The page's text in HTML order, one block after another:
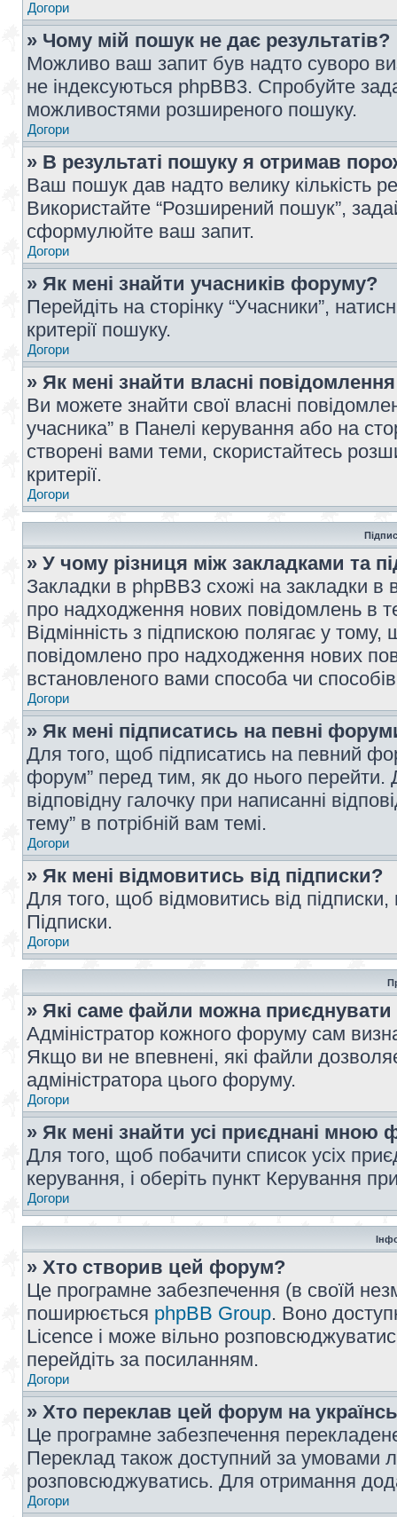
Догори
» Чому мій пошук не дає результатів?
Можливо ваш запит був надто суворо
не індексуються phpBB3. Спробуйте
можливостями розширеного пошуку.
Догори
» В результаті пошуку я отримав
Ваш пошук дав надто велику кількість
Використайте “Розширений пошук”,
сформулюйте ваш запит.
Догори
» Як мені знайти учасників форуму?
Перейдіть на сторінку “Учасники”,
критерії пошуку.
Догори
» Як мені знайти власні
Ви можете знайти свої власні
учасника” в Панелі керування або на
створені вами теми, скористайтесь
критерії.
Догори
» У чому різниця між закладками та
Закладки в phpBB3 схожі на закладки
про надходження нових повідомлень в
Відмінність з підпискою полягає у
повідомлено про надходження нових
встановленого вами способа чи
Догори
» Як мені підписатись на певні
Для того, щоб підписатись на певний
форум” перед тим, як до нього перейти.
відповідну галочку при написанні
тему” в потрібній вам темі.
Догори
» Як мені відмовитись від підписки?
Для того, щоб відмовитись від
Підписки.
Догори
» Які саме файли можна
Адміністратор кожного форуму сам
Якщо ви не впевнені, які файли
адміністратора цього форуму.
Догори
» Як мені знайти усі приєднані мною
Для того, щоб побачити список усіх
керування, і оберіть пункт Керування
Догори
» Хто створив цей форум?
Це програмне забезпечення (в своїй
поширюється phpBB Group. Воно
Licence і може вільно
перейдіть за посиланням.
Догори
» Хто переклав цей форум на
Це програмне забезпечення
Переклад також доступний за умовами
розповсюджуватись. Для отримання
Догори